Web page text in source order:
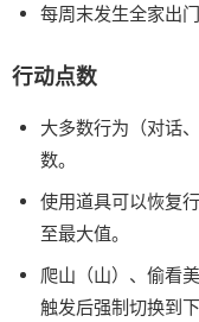
每周末发生全家出
行动点数
大多数行为（对话
数。
使用道具可以恢复
至最大值。
爬山（山）、偷看
触发后强制切换到下